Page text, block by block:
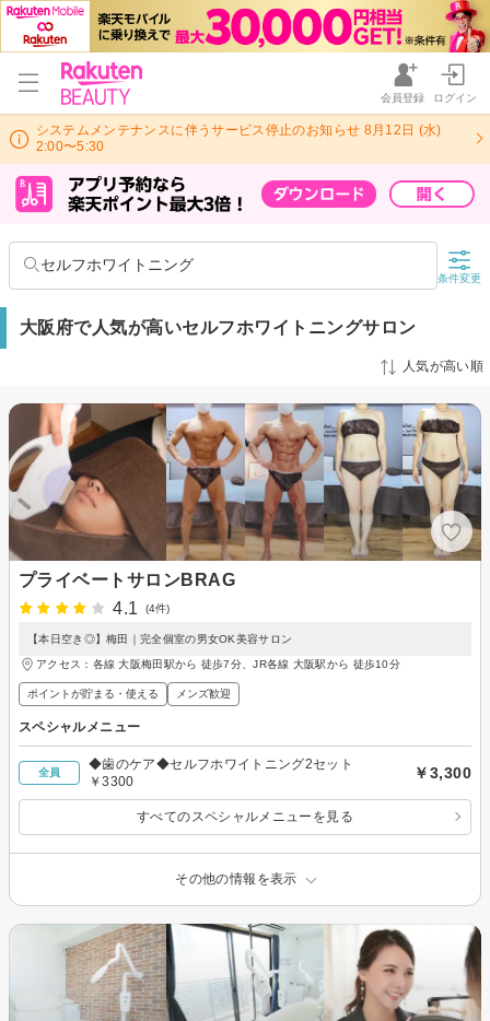
会員登録 ログイン
システムメンテナンスに伴うサービス停止のお知らせ 8月12日 (水)
2:00〜5:30
セルフホワイトニング
条件変更
大阪府で人気が高いセルフホワイトニングサロン
人気が高い順
プライベートサロンBRAG
4.1
(4件)
【本日空き◎】梅田｜完全個室の男女OK美容サロン
アクセス：各線 大阪梅田駅から 徒歩7分、JR各線 大阪駅から 徒歩10分
ポイントが貯まる・使える メンズ歓迎
スペシャルメニュー
全員
◆歯のケア◆セルフホワイトニング2セット
￥3300
￥3,300
すべてのスペシャルメニューを見る
その他の情報を表示